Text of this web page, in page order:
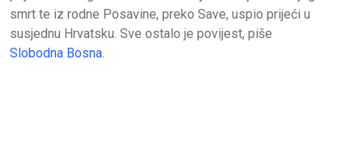
smrt te iz rodne Posavine, preko Save, uspio prijeći u
susjednu Hrvatsku. Sve ostalo je povijest, piše
Slobodna Bosna.